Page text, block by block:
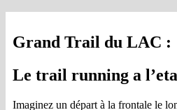
Grand Trail du LAC :
Le trail running a
Imaginez un départ à la frontale le